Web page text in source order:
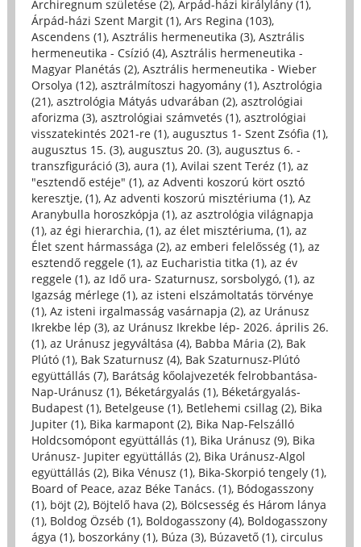
Archiregnum születése (2), Árpád-házi királylány (1),
Árpád-házi Szent Margit (1), Ars Regina (103),
Ascendens (1), Asztrális hermeneutika (3), Asztrális
hermeneutika - Csízió (4), Asztrális hermeneutika -
Magyar Planétás (2), Asztrális hermeneutika - Wieber
Orsolya (12), asztrálmítoszi hagyomány (1), Asztrológia
(21), asztrológia Mátyás udvarában (2), asztrológiai
aforizma (3), asztrológiai számvetés (1), asztrológiai
visszatekintés 2021-re (1), augusztus 1- Szent Zsófia (1),
augusztus 15. (3), augusztus 20. (3), augusztus 6. -
transzfiguráció (3), aura (1), Avilai szent Teréz (1), az
"esztendő estéje" (1), az Adventi koszorú kört osztó
keresztje, (1), Az adventi koszorú misztériuma (1), Az
Aranybulla horoszkópja (1), az asztrológia világnapja
(1), az égi hierarchia, (1), az élet misztériuma, (1), az
Élet szent hármassága (2), az emberi felelősség (1), az
esztendő reggele (1), az Eucharistia titka (1), az év
reggele (1), az Idő ura- Szaturnusz, sorsbolygó, (1), az
Igazság mérlege (1), az isteni elszámoltatás törvénye
(1), Az isteni irgalmasság vasárnapja (2), az Uránusz
Ikrekbe lép (3), az Uránusz Ikrekbe lép- 2026. április 26.
(1), az Uránusz jegyváltása (4), Babba Mária (2), Bak
Plútó (1), Bak Szaturnusz (4), Bak Szaturnusz-Plútó
együttállás (7), Barátság kőolajvezeték felrobbantása-
Nap-Uránusz (1), Béketárgyalás (1), Béketárgyalás-
Budapest (1), Betelgeuse (1), Betlehemi csillag (2), Bika
Jupiter (1), Bika karmapont (2), Bika Nap-Felszálló
Holdcsomópont együttállás (1), Bika Uránusz (9), Bika
Uránusz- Jupiter együttállás (2), Bika Uránusz-Algol
együttállás (2), Bika Vénusz (1), Bika-Skorpió tengely (1),
Board of Peace, azaz Béke Tanács. (1), Bódogasszony
(1), böjt (2), Böjtelő hava (2), Bölcsesség és Három lánya
(1), Boldog Özséb (1), Boldogasszony (4), Boldogasszony
ágya (1), boszorkány (1), Búza (3), Búzavető (1), circulus